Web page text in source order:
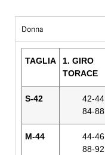
Donna
TAGLIA
1. GIRO
TORACE
S-42
42-44
84-88
M-44
44-46
88-92